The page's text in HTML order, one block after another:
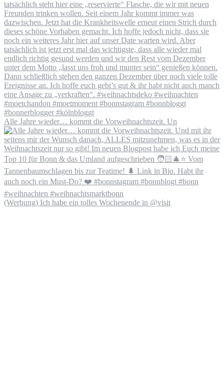
Alle Jahre wieder… kommt die Vorweihnachtszeit. Un
(Werbung) Ich habe ein tolles Wochenende in @visit